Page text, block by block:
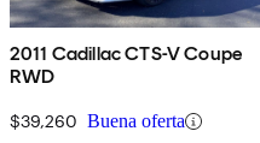
2011 Cadillac CTS-V Coupe
RWD
$39,260 Buena oferta